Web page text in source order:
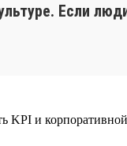
Если
KPI и